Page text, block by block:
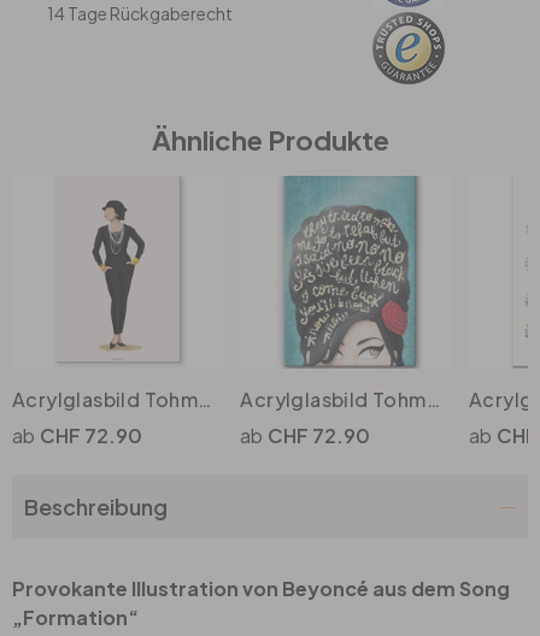
Eingangsbereich
14 Tage Rückgaberecht
Ähnliche Produkte
Acrylglasbild Tohmé - Coco
CHF 72.90
Acrylglasbild Tohmé - Amy Winehouse: Rehab
CHF 72.90
Beschreibung
Provokante Illustration von Beyoncé aus dem Song
„Formation“